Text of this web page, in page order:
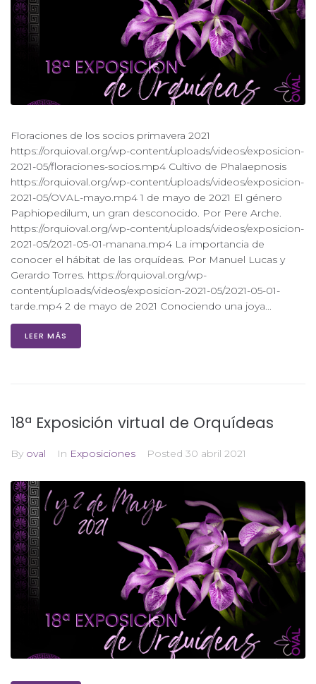
Floraciones de los socios primavera 2021
https://orquioval.org/wp-content/uploads/videos/exposicion-
2021-05/floraciones-socios.mp4 Cultivo de Phalaepnosis
https://orquioval.org/wp-content/uploads/videos/exposicion-
2021-05/OVAL-mayo.mp4 1 de mayo de 2021 El género
Paphiopedilum, un gran desconocido. Por Pere Arche.
https://orquioval.org/wp-content/uploads/videos/exposicion-
2021-05/2021-05-01-manana.mp4 La importancia de
conocer el hábitat de las orquídeas. Por Manuel Lucas y
Gerardo Torres. https://orquioval.org/wp-
content/uploads/videos/exposicion-2021-05/2021-05-01-
tarde.mp4 2 de mayo de 2021 Conociendo una joya...
LEER MÁS
18ª Exposición virtual de Orquídeas
By oval In Exposiciones Posted 30 abril 2021